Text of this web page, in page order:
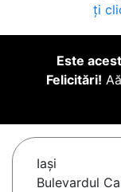
ți
Este
Felicitări!
Iaşi
Bulevardul